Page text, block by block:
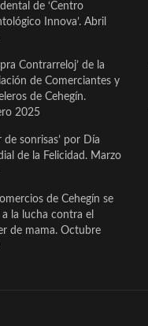
de ‘Centro
Innova’. Abril
Contrarreloj’ de la
de Comerciantes y
de Cehegín.
2025
de sonrisas’ por Día
de la Felicidad. Marzo
de Cehegín se
a la lucha contra el
de mama. Octubre